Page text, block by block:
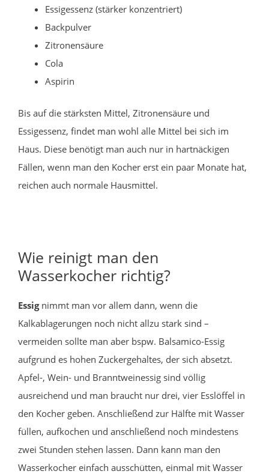
Essigessenz (stärker konzentriert)
Backpulver
Zitronensäure
Cola
Aspirin
Bis auf die stärksten Mittel, Zitronensäure und
Essigessenz, findet man wohl alle Mittel bei sich im
Haus. Diese benötigt man auch nur in hartnäckigen
Fällen, wenn man den Kocher erst ein paar Monate hat,
reichen auch normale Hausmittel.
Wie reinigt man den
Wasserkocher richtig?
Essignimmt man vor allem dann, wenn die
Kalkablagerungen noch nicht allzu stark sind –
vermeiden sollte man aber bspw. Balsamico-Essig
aufgrund es hohen Zuckergehaltes, der sich absetzt.
Apfel-, Wein- und Branntweinessig sind völlig
ausreichend und man braucht nur drei, vier Esslöffel in
den Kocher geben. Anschließend zur Hälfte mit Wasser
füllen, aufkochen und anschließend noch mindestens
zwei Stunden stehen lassen. Dann kann man den
Wasserkocher einfach ausschütten, einmal mit Wasser